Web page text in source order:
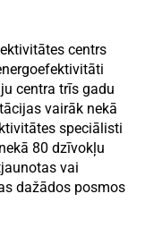
centrs
centra trīs gadu
vairāk nekā
speciālisti
80 dzīvokļu
vai
dažādos posmos